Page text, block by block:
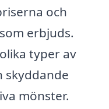
och
erbjuds.
typer av
skyddande
mönster.